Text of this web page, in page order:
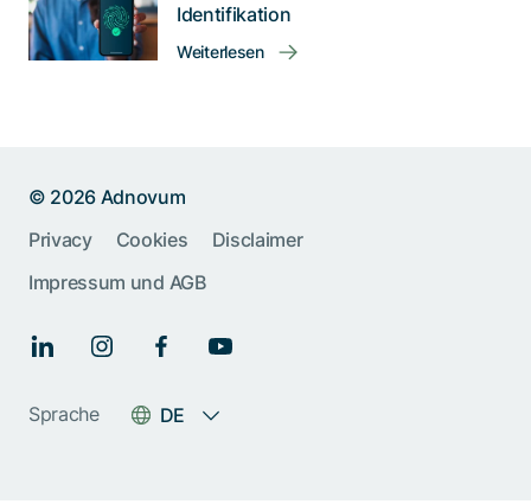
Identifikation
Weiterlesen
© 2026 Adnovum
Privacy
Cookies
Disclaimer
Impressum und AGB
Sprache DE